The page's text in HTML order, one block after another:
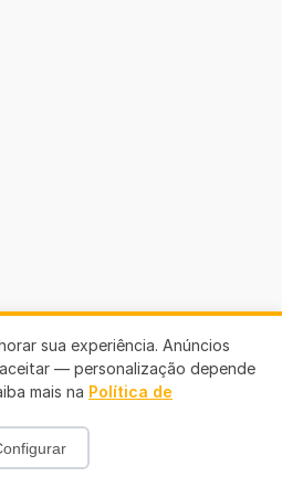
sua experiência. Anúncios
— personalização depende
mais na Política de